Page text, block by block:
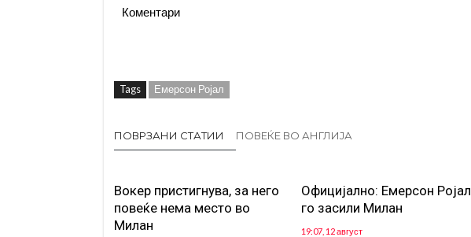
Коментари
Tags Емерсон Ројал
ПОВРЗАНИ СТАТИИ ПОВЕЌЕ ВО АНГЛИЈА
Вокер пристигнува, за него
повеќе нема место во
Милан
Официјално: Емерсон Ројал
го засили Милан
19:07, 12 август